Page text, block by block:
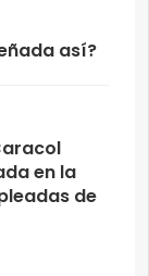
así?
en la
de